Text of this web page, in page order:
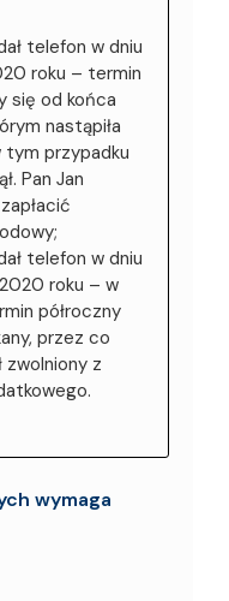
telefon w dniu
roku – termin
się od końca
nastąpiła
tym przypadku
Pan Jan
telefon w dniu
roku – w
półroczny
przez co
zwolniony z
wymaga